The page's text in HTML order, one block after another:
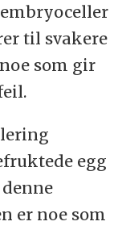
til svakere
som gir
egg
er noe som